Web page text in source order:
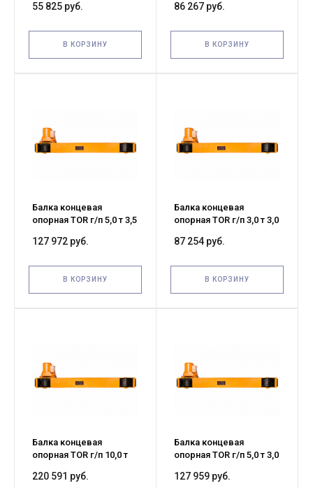
55 825 руб.
В КОРЗИНУ
86 267 руб.
В КОРЗИНУ
Балка концевая
опорная TOR г/п 5,0 т 3,5
127 972 руб.
В КОРЗИНУ
Балка концевая
опорная TOR г/п 3,0 т 3,0
87 254 руб.
В КОРЗИНУ
Балка концевая
опорная TOR г/п 10,0 т
220 591 руб.
Балка концевая
опорная TOR г/п 5,0 т 3,0
127 959 руб.